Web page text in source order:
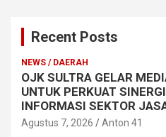
Recent Posts
NEWS / DAERAH
OJK SULTRA GELAR
UNTUK PERKUAT
INFORMASI SEKTOR
Agustus 7, 2026 Anton 41